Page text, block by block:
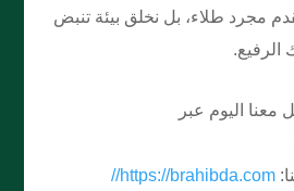
مجرد طلاء، بل نخلق بيئة تنبض
الرفيع.
معنا اليوم عبر
https://brahibda.com//